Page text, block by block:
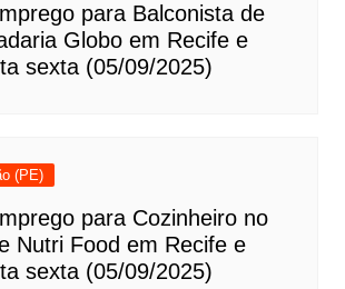
para Balconista de
Globo em Recife e
sexta (05/09/2025)
(PE)
para Cozinheiro no
Nutri Food em Recife e
sexta (05/09/2025)